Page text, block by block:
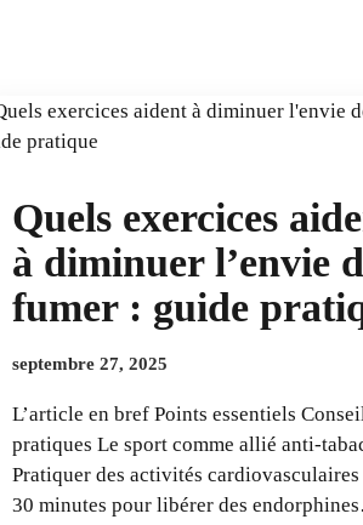
Quels exercices
à diminuer l’envie
fumer : guide
septembre 27, 2025
L’article en bref Points essentiels
pratiques Le sport comme allié anti-
Pratiquer des activités cardiovasculaires
30 minutes pour libérer des